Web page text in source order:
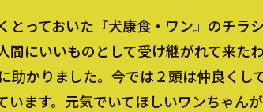
っておいた『犬康食・ワン』のチラ
にいいものとして受け継がれて来た
かりました。今では２頭は仲良くし
ます。元気でいてほしいワンちゃん